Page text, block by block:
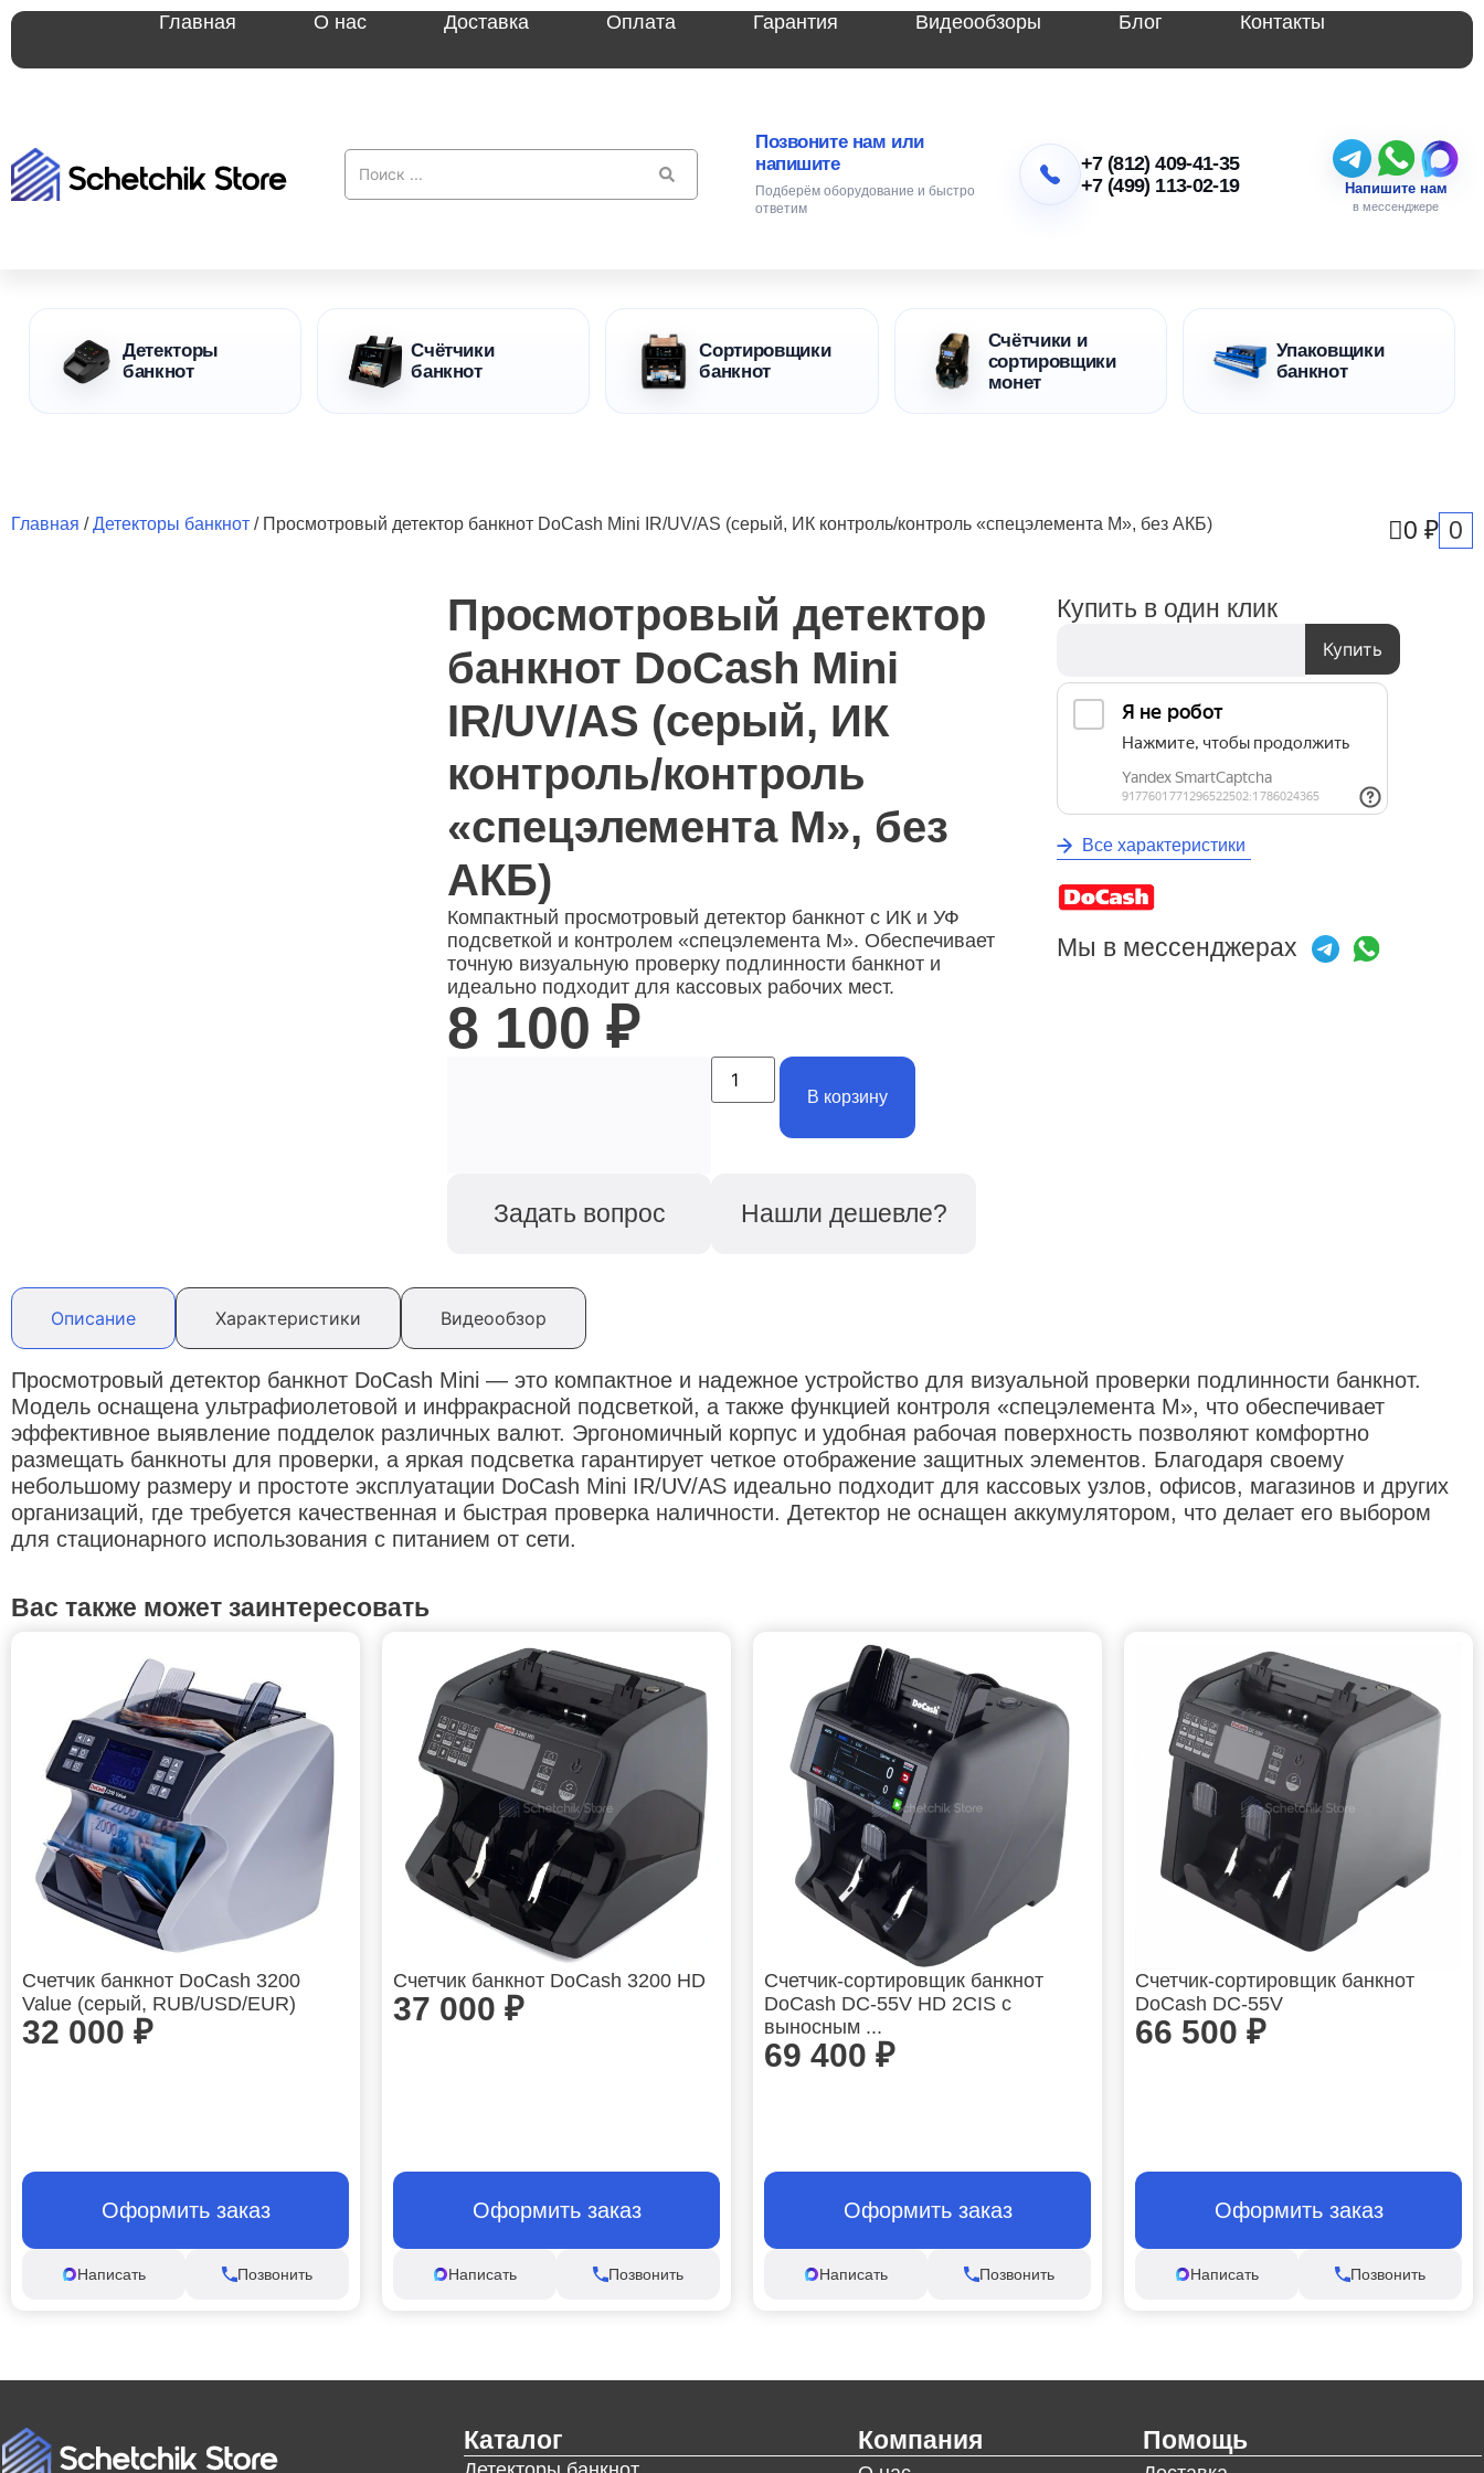
Главная О нас Доставка Оплата Гарантия Видеообзоры Блог Контакты
Позвоните нам или
напишите
Подберём оборудование и быстро
ответим
+7 (812) 409-41-35
+7 (499) 113-02-19
Напишите нам
в мессенджере
Детекторы
банкнот
Счётчики
банкнот
Сортировщики
банкнот
Счётчики и
сортировщики
монет
Упаковщики
банкнот
Главная /Детекторы банкнот / Просмотровый детектор банкнот DoCash Mini IR/UV/AS (серый, ИК контроль/контроль «спецэлемента М», без АКБ) 0 ₽ 0
Просмотровый детектор
банкнот DoCash Mini
IR/UV/AS (серый, ИК
контроль/контроль
«спецэлемента М», без
АКБ)
Компактный просмотровый детектор банкнот с ИК и УФ
подсветкой и контролем «спецэлемента М». Обеспечивает
точную визуальную проверку подлинности банкнот и
идеально подходит для кассовых рабочих мест.
8 100 ₽
В корзину
Задать вопрос Нашли дешевле?
Купить в один клик
Купить
Все характеристики
Мы в мессенджерах
Описание Характеристики Видеообзор
Просмотровый детектор банкнот DoCash Mini — это компактное и надежное устройство для визуальной проверки подлинности банкнот.
Модель оснащена ультрафиолетовой и инфракрасной подсветкой, а также функцией контроля «спецэлемента М», что обеспечивает
эффективное выявление подделок различных валют. Эргономичный корпус и удобная рабочая поверхность позволяют комфортно
размещать банкноты для проверки, а яркая подсветка гарантирует четкое отображение защитных элементов. Благодаря своему
небольшому размеру и простоте эксплуатации DoCash Mini IR/UV/AS идеально подходит для кассовых узлов, офисов, магазинов и других
организаций, где требуется качественная и быстрая проверка наличности. Детектор не оснащен аккумулятором, что делает его выбором
для стационарного использования с питанием от сети.
Вас также может заинтересовать
Счетчик банкнот DoCash 3200
Value (серый, RUB/USD/EUR)
32 000 ₽
Оформить заказ
Написать Позвонить
Счетчик банкнот DoCash 3200 HD
37 000 ₽
Оформить заказ
Написать Позвонить
Счетчик-сортировщик банкнот
DoCash DC-55V HD 2CIS с
выносным ...
69 400 ₽
Оформить заказ
Написать Позвонить
Счетчик-сортировщик банкнот
DoCash DC-55V
66 500 ₽
Оформить заказ
Написать Позвонить
Каталог Компания Помощь